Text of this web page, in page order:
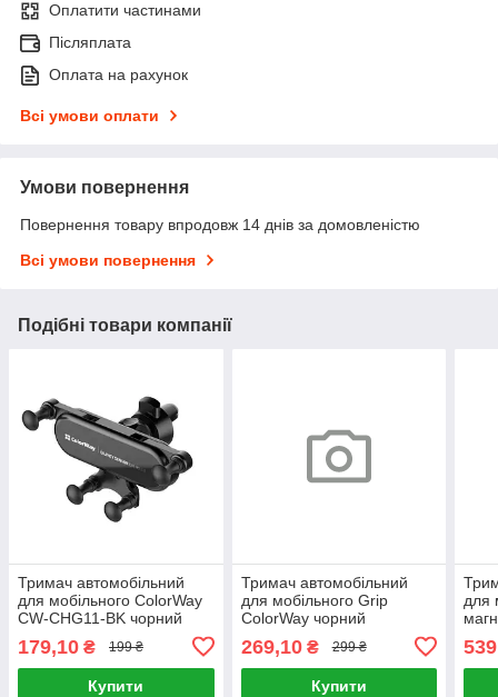
Оплатити частинами
Післяплата
Оплата на рахунок
Всі умови оплати
Умови повернення
Повернення товару впродовж 14 днів за домовленістю
Всі умови повернення
Подібні товари компанії
Тримач автомобільний
для мобільного ColorWay
CW-CHG11-BK чорний
179,10 ₴ 199 ₴
Купити
Тримач автомобільний
для мобільного Grip
ColorWay чорний
269,10₴ 299 ₴
Купити
для